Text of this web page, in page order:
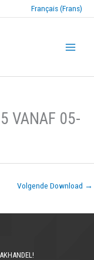
Français (Frans)
VANAF 05-
Volgende Download →